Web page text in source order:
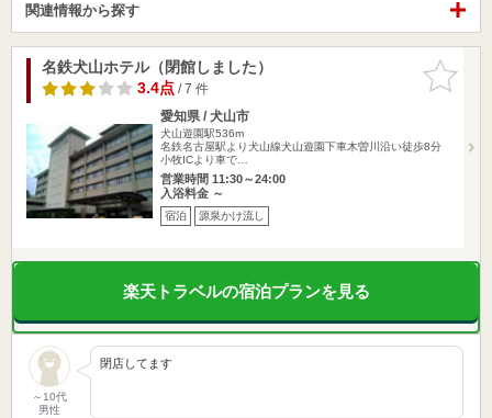
関連情報から探す
お気に入
りに追加
名鉄犬山ホテル（閉館しました）
3.4点/ 7 件
愛知県 / 犬山市
犬山遊園駅536m
名鉄名古屋駅より犬山線犬山遊園下車木曽川沿い徒歩8分
小牧ICより車で…
営業時間 11:30～24:00
入浴料金 ～
宿泊 源泉かけ流し
楽天トラベルの宿泊プランを見る
～10代
男性
閉店してます